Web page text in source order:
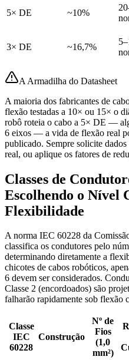
5× DE
~10%
3× DE ~16,7%
A Armadilha do Datasheet
A maioria dos fabricantes de
flexão testadas a 10× ou 15× o
robô roteia o cabo a 5× DE —
6 eixos — a vida de flexão real
publicado. Sempre solicite
real, ou aplique os fatores de
Classes de
Escolhendo o Nível
Flexibilidade
A norma IEC 60228 da
classifica os condutores pelo
determinando diretamente a
chicotes de cabos robóticos,
6 devem ser considerados.
Classe 2 (encordoados) são
falharão rapidamente sob flexão
Classe
IEC
60228
Construção
Nº de
Fios
(1,0
mm²)